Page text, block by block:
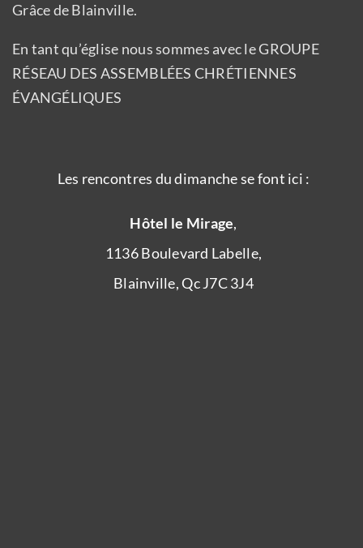
Grâce de Blainville.
En tant qu’église nous sommes avec le GROUPE
RÉSEAU DES ASSEMBLÉES CHRÉTIENNES
ÉVANGÉLIQUES
Les rencontres du dimanche se font ici :
Hôtel le Mirage,
1136 Boulevard Labelle,
Blainville, Qc J7C 3J4